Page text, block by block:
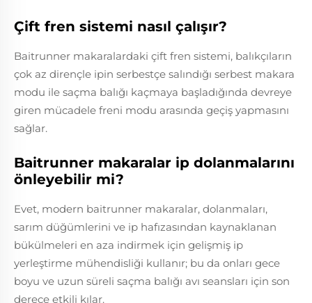
Çift fren sistemi nasıl çalışır?
Baitrunner makaralardaki çift fren sistemi, balıkçıların
çok az dirençle ipin serbestçe salındığı serbest makara
modu ile saçma balığı kaçmaya başladığında devreye
giren mücadele freni modu arasında geçiş yapmasını
sağlar.
Baitrunner makaralar ip dolanmalarını
önleyebilir mi?
Evet, modern baitrunner makaralar, dolanmaları,
sarım düğümlerini ve ip hafızasından kaynaklanan
bükülmeleri en aza indirmek için gelişmiş ip
yerleştirme mühendisliği kullanır; bu da onları gece
boyu ve uzun süreli saçma balığı avı seansları için son
derece etkili kılar.